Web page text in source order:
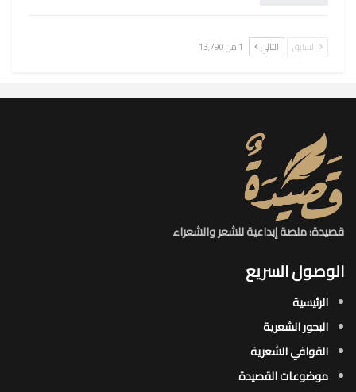
السابق التالي 1 من 13٬790
قصيدة: منصة إبداعية للشعر والشعراء
الوصول السريع
الرئيسية
البحور الشعرية​
القوافي الشعرية​
موضوعات القصيدة​